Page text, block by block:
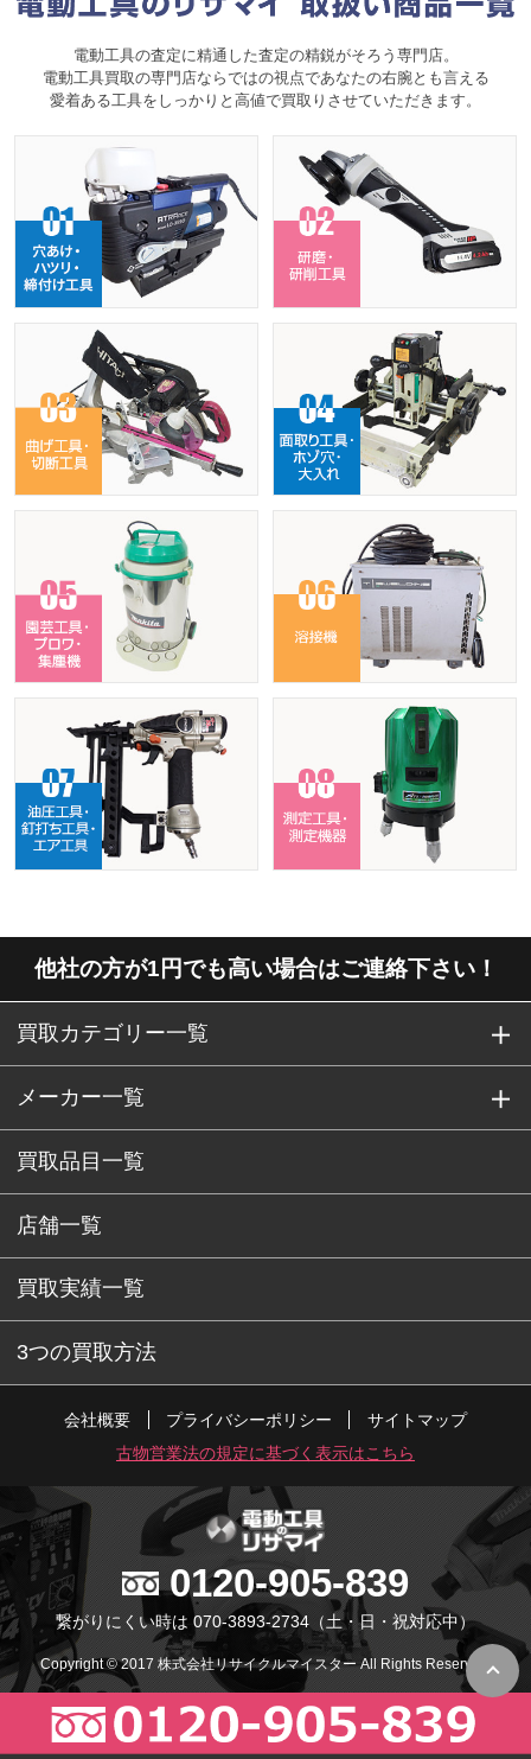
電動工具の査定に精通した査定の精鋭がそろう専門店。
電動工具買取の専門店ならではの視点であなたの右腕とも言える
愛着ある工具をしっかりと高値で買取りさせていただきます。
他社の方が1円でも高い場合はご連絡下さい！
買取カテゴリー一覧
メーカー一覧
買取品目一覧
店舗一覧
買取実績一覧
3つの買取方法
会社概要 プライバシーポリシー
サイトマップ
古物営業法の規定に基づく表示はこちら
0120-905-839
繋がりにくい時は 070-3893-2734 （土・日・祝対応中）
Copyright © 2017 株式会社リサイクルマイスター All Rights Reserved.
PC版で表示 スマホ版で表示